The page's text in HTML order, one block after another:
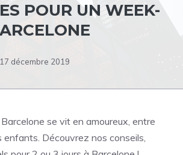
POUR UN WEEK-
17 décembre 2019
se vit en amoureux, entre
enfants. Découvrez nos conseils,